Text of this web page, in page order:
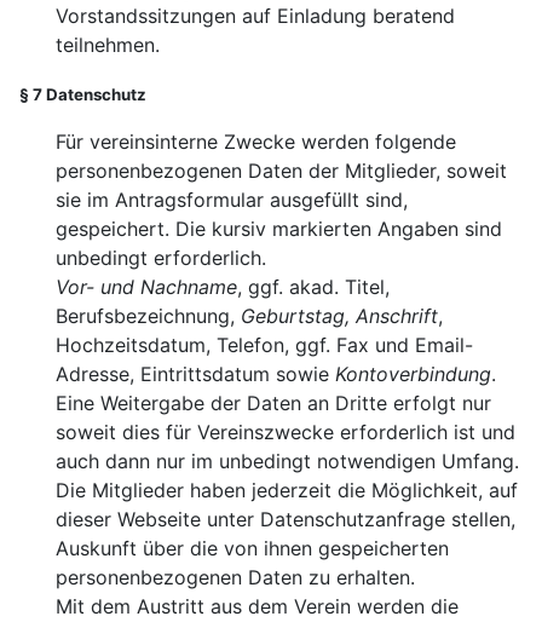
Vorstandssitzungen auf Einladung beratend
teilnehmen.
§ 7 Datenschutz
Für vereinsinterne Zwecke werden folgende
personenbezogenen Daten der Mitglieder, soweit
sie im Antragsformular ausgefüllt sind,
gespeichert. Die kursiv markierten Angaben sind
unbedingt erforderlich.
Vor- und Nachname, ggf. akad. Titel,
Berufsbezeichnung, Geburtstag, Anschrift,
Hochzeitsdatum, Telefon, ggf. Fax und Email-
Adresse, Eintrittsdatum sowie Kontoverbindung.
Eine Weitergabe der Daten an Dritte erfolgt nur
soweit dies für Vereinszwecke erforderlich ist und
auch dann nur im unbedingt notwendigen Umfang.
Die Mitglieder haben jederzeit die Möglichkeit, auf
dieser Webseite unter Datenschutzanfrage stellen,
Auskunft über die von ihnen gespeicherten
personenbezogenen Daten zu erhalten.
Mit dem Austritt aus dem Verein werden die